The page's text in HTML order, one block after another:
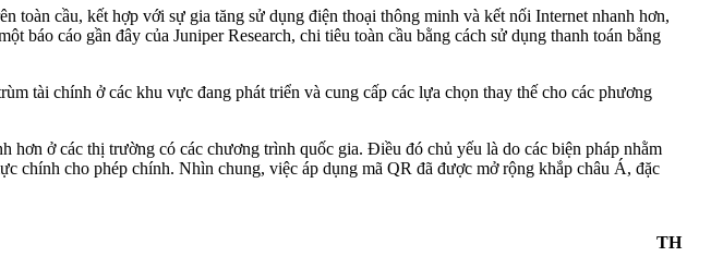
cầu, kết hợp với sự gia tăng sử dụng điện thoại thông minh và kết nối Internet nhanh hơn,
báo cáo gần đây của Juniper Research, chi tiêu toàn cầu bằng cách sử dụng thanh toán bằng
tài chính ở các khu vực đang phát triển và cung cấp các lựa chọn thay thế cho các phương
hơn ở các thị trường có các chương trình quốc gia. Điều đó chủ yếu là do các biện pháp nhằm
chính cho phép chính. Nhìn chung, việc áp dụng mã QR đã được mở rộng khắp châu Á, đặc
TH